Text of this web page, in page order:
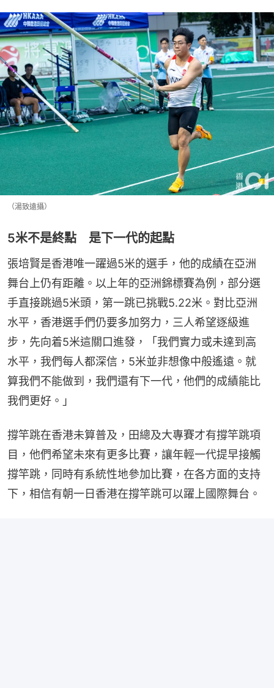
（湯致遠攝）
5米不是終點 是下一代的起點
張培賢是香港唯一躍過5米的選手，他的成績在亞洲
舞台上仍有距離。以上年的亞洲錦標賽為例，部分選
手直接跳過5米頭，第一跳已挑戰5.22米。對比亞洲
水平，香港選手們仍要多加努力，三人希望逐級進
步，先向着5米這關口進發，「我們實力或未達到高
水平，我們每人都深信，5米並非想像中般遙遠。就
算我們不能做到，我們還有下一代，他們的成績能比
我們更好。」
撐竿跳在香港未算普及，田總及大專賽才有撐竿跳項
目，他們希望未來有更多比賽，讓年輕一代提早接觸
撐竿跳，同時有系統性地參加比賽，在各方面的支持
下，相信有朝一日香港在撐竿跳可以躍上國際舞台。